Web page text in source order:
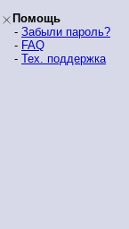
Помощь
- Забыли пароль?
- FAQ
- Тех. поддержка